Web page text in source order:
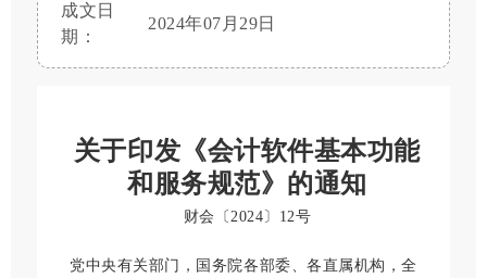
成文日
期：
2024年07月29日
​关于印发《会计软件基本功能
和服务规范》的通知
财会〔2024〕12号
党中央有关部门，国务院各部委、各直属机构，全